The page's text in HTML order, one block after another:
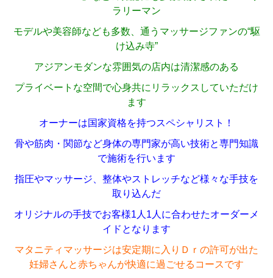
ラリーマン
モデルや美容師なども多数、通うマッサージファンの“駆
け込み寺”
アジアンモダンな雰囲気の店内は清潔感のある
プライベートな空間で心身共にリラックスしていただけ
ます
オーナーは国家資格を持つスペシャリスト！
骨や筋肉・関節など身体の専門家が高い技術と専門知識
で施術を行います
指圧やマッサージ、整体やストレッチなど様々な手技を
取り込んだ
オリジナルの手技でお客様1人1人に合わせたオーダーメ
イドとなります
マタニティマッサージは安定期に入りＤｒの許可が出た
妊婦さんと赤ちゃんが快適に過ごせるコースです